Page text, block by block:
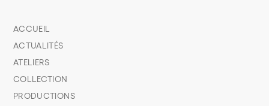
ACCUEIL
ACTUALITÉS
ATELIERS
COLLECTION
PRODUCTIONS